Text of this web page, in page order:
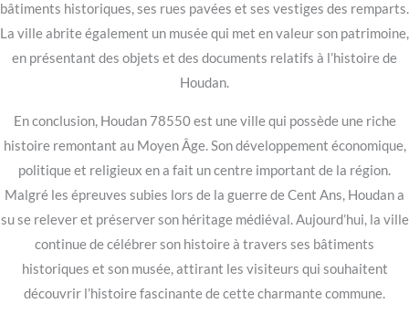
bâtiments historiques, ses rues pavées et ses vestiges des remparts.
La ville abrite également un musée qui met en valeur son patrimoine,
en présentant des objets et des documents relatifs à l’histoire de
Houdan.
En conclusion, Houdan 78550 est une ville qui possède une riche
histoire remontant au Moyen Âge. Son développement économique,
politique et religieux en a fait un centre important de la région.
Malgré les épreuves subies lors de la guerre de Cent Ans, Houdan a
su se relever et préserver son héritage médiéval. Aujourd’hui, la ville
continue de célébrer son histoire à travers ses bâtiments
historiques et son musée, attirant les visiteurs qui souhaitent
découvrir l’histoire fascinante de cette charmante commune.